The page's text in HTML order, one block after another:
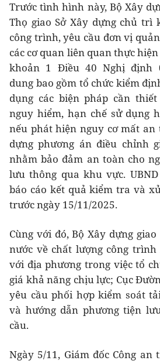
Trước tình hình này, Bộ Xây
Thọ giao Sở Xây dựng chủ trì
công trình, yêu cầu đơn vị
các cơ quan liên quan thực
khoản 1 Điều 40 Nghị định
dung bao gồm tổ chức kiểm
dụng các biện pháp cần
nguy hiểm, hạn chế sử dụng
nếu phát hiện nguy cơ mất an
dựng phương án điều chỉnh
nhằm bảo đảm an toàn cho
lưu thông qua khu vực.
báo cáo kết quả kiểm tra và
trước ngày 15/11/2025.
Cùng với đó, Bộ Xây dựng
nước về chất lượng công
với địa phương trong việc tổ
giá khả năng chịu lực; Cục
yêu cầu phối hợp kiểm soát
và hướng dẫn phương tiện
cầu.
Ngày 5/11, Giám đốc Công